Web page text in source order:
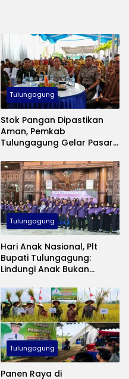
Tulungagung
Stok Pangan Dipastikan
Aman, Pemkab
Tulungagung Gelar Pasar
Tulungagung
Hari Anak Nasional, Plt
Bupati Tulungagung:
Lindungi Anak Bukan
Tulungagung
Panen Raya di